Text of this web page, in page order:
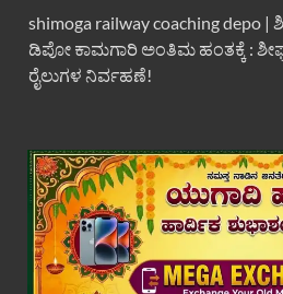
shimoga railway coaching depo |
ಡಿಪೋ ಕಾಮಗಾರಿ ಅಂತಿಮ ಹಂತಕ್ಕೆ :
ರೈಲುಗಳ ನಿರ್ವಹಣೆ!